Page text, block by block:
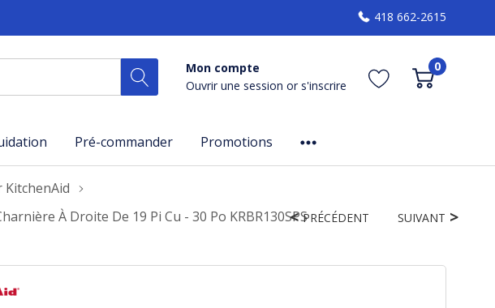
418 662-2615
Mon compte
Ouvrir une session or s'inscrire
0
Pré-commander Promotions
À Droite De 19 Pi Cu - 30 Po KRBR130SPSPRÉCÉDENT SUIVANT